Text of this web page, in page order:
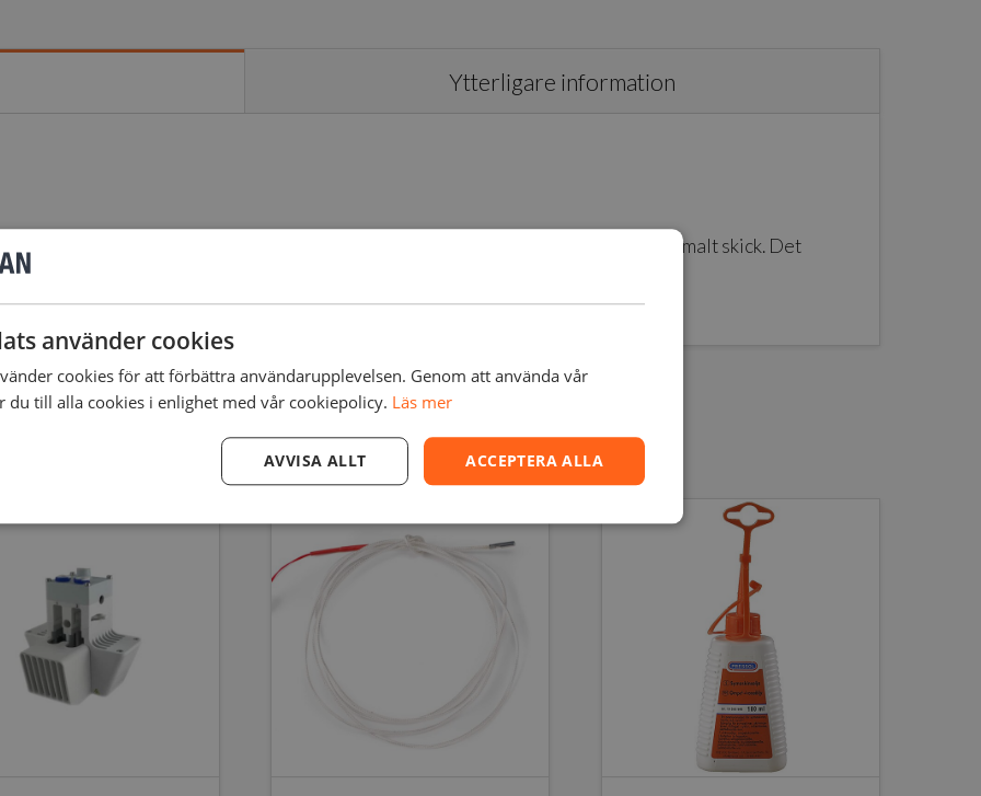
Ytterligare information
av framförallt print cores till Ultimaker 3 och för att hålla print cores i optimalt skick. Det
cores med så kallade ”cold pulls”.
använder cookies
cookies för att förbättra användarupplevelsen. Genom att använda vår
du till alla cookies i enlighet med vår cookiepolicy. Läs mer
ACCEPTERA ALLA
AVVISA ALLT